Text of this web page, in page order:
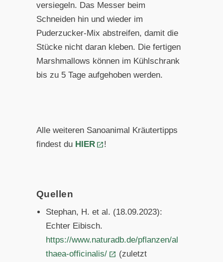
versiegeln. Das Messer beim
Schneiden hin und wieder im
Puderzucker-Mix abstreifen, damit die
Stücke nicht daran kleben. Die fertigen
Marshmallows können im Kühlschrank
bis zu 5 Tage aufgehoben werden.
Alle weiteren Sanoanimal Kräutertipps
findest du HIER !
Quellen
Stephan, H. et al. (18.09.2023):
Echter Eibisch.
https://www.naturadb.de/pflanzen/al
thaea-officinalis/
(zuletzt